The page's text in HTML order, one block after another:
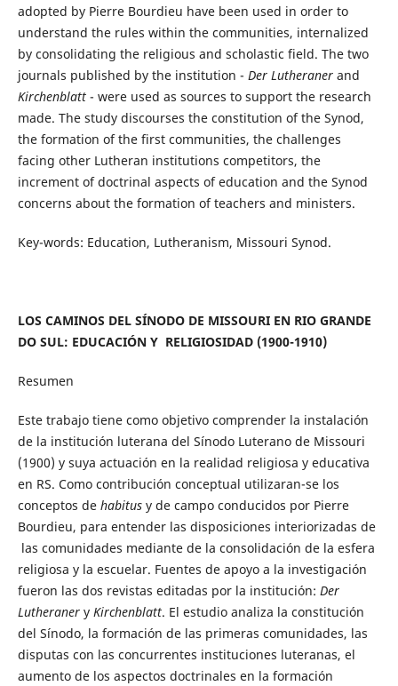
adopted by Pierre Bourdieu have been used in order to
understand the rules within the communities, internalized
by consolidating the religious and scholastic field. The two
journals published by the institution - Der Lutheranerand
Kirchenblatt- were used as sources to support the research
made. The study discourses the constitution of the Synod,
the formation of the first communities, the challenges
facing other Lutheran institutions competitors, the
increment of doctrinal aspects of education and the Synod
concerns about the formation of teachers and ministers.
Key-words: Education, Lutheranism, Missouri Synod.
LOS CAMINOS DEL SÍNODO DE MISSOURI EN RIO GRANDE
DO SUL: EDUCACIÓN Y RELIGIOSIDAD (1900-1910)
Resumen
Este trabajo tiene como objetivo comprender la instalación
de la institución luterana del Sínodo Luterano de Missouri
(1900) y suya actuación en la realidad religiosa y educativa
en RS. Como contribución conceptual utilizaran-se los
conceptos de habitusy de campo conducidos por Pierre
Bourdieu, para entender las disposiciones interiorizadas de
las comunidades mediante de la consolidación de la esfera
religiosa y la escuelar. Fuentes de apoyo a la investigación
fueron las dos revistas editadas por la institución: Der
Lutheraner y Kirchenblatt. El estudio analiza la constitución
del Sínodo, la formación de las primeras comunidades, las
disputas con las concurrentes instituciones luteranas, el
aumento de los aspectos doctrinales en la formación